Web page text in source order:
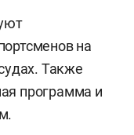
на
Также
программа и